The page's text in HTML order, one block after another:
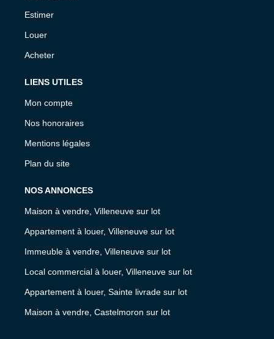
Estimer
Louer
Acheter
LIENS UTILES
Mon compte
Nos honoraires
Mentions légales
Plan du site
NOS ANNONCES
Maison à vendre, Villeneuve sur lot
Appartement à louer, Villeneuve sur lot
Immeuble à vendre, Villeneuve sur lot
Local commercial à louer, Villeneuve sur lot
Appartement à louer, Sainte livrade sur lot
Maison à vendre, Castelmoron sur lot